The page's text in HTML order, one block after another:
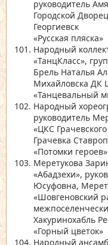
руководитель
Городской
Георгиевск
«Русская пляска»
Народный
«ТанцКласс»,
Брель Наталья
Михайловска ДК
«Танцевальный
Народный
руководитель
«ЦКС
Грачевка
«Потомки героев»
Меретукова
«Абадзехи»,
Юсуфовна,
«Шовгеновский
Хакуринохабль
«Горный цветок»
Народный